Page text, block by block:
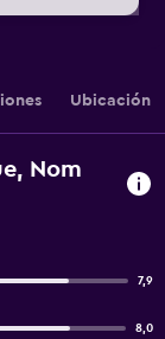
Ubicación
Nom
7,9
8,0